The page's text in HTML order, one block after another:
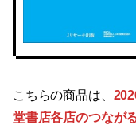
こちらの商品は、
堂書店各店のつなが